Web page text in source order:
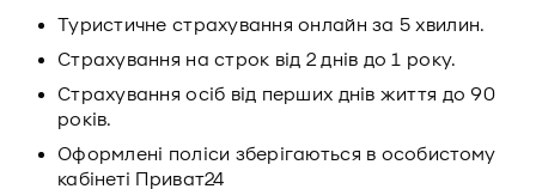
Туристичне страхування онлайн за 5 хвилин.
Страхування на строк від 2 днів до 1 року.
Страхування осіб від перших днів життя до 90
років.
Оформлені поліси зберігаються в особистому
кабінеті Приват24